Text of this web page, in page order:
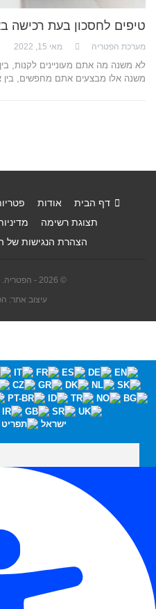
טיפים לחסכון בעת רכישה
מערכת הפטריה מאי 15, 2022
לא משנה מה אתם מעוניינים לקנות,
משנה אלו מבצעים אתם מחפשים,
דף הבית אודות
תצוגת רשימה
הצהרת הנגישות של
© 2026 - הפטריה. כל הזכויות שמורות.
עיצוב אתר:
ישראל